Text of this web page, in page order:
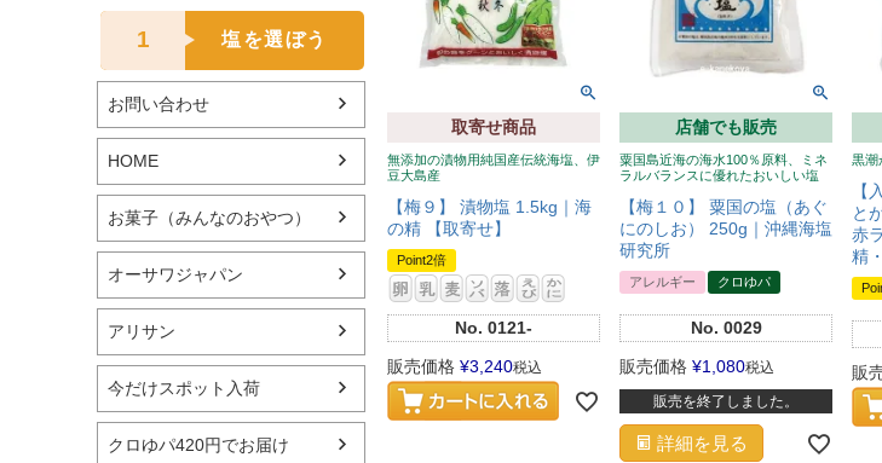
1 塩を選ぼう
お問い合わせ
HOME
お菓子（みんなのおやつ）
オーサワジャパン
アリサン
今だけスポット入荷
クロゆパ420円でお届け
取寄せ商品
無添加の漬物用純国産伝統海塩、伊
豆大島産
【梅９】 漬物塩 1.5kg｜海
の精 【取寄せ】
Point2倍
No. 0121-
販売価格 ¥3,240税込
店舗でも販売
粟国島近海の海水100％原料、ミネ
ラルバランスに優れたおいしい塩
【梅１０】 粟国の塩（あぐ
にのしお） 250g｜沖縄海塩
研究所
アレルギー クロゆパ
No. 0029
販売価格 ¥1,080税込
販売を終了しました。
詳細を見る
黒潮
【
と
赤
精
販